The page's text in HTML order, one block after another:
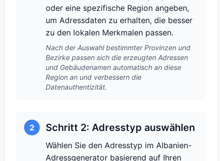
oder eine spezifische Region angeben,
um Adressdaten zu erhalten, die besser
zu den lokalen Merkmalen passen.
Nach der Auswahl bestimmter Provinzen und
Bezirke passen sich die erzeugten Adressen
und Gebäudenamen automatisch an diese
Region an und verbessern die
Datenauthentizität.
2 Schritt 2: Adresstyp auswählen
Wählen Sie den Adresstyp im Albanien-
Adressgenerator basierend auf Ihren